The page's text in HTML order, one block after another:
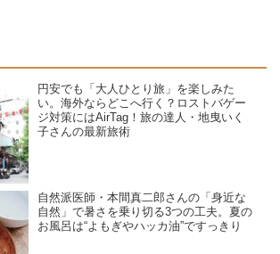
円安でも「大人ひとり旅」を楽しみた
い。海外ならどこへ行く？ロストバゲー
ジ対策にはAirTag！旅の達人・地曳いく
子さんの最新旅術
自然派医師・本間真二郎さんの「身近な
自然」で暑さを乗り切る3つの工夫。夏の
お風呂は“よもぎやハッカ油”ですっきり